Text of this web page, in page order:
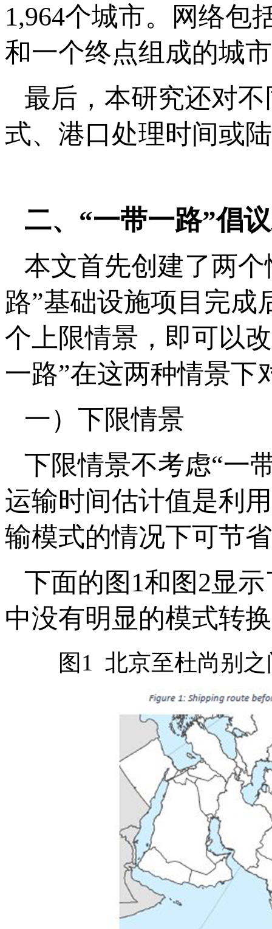
1,964个城市。网络包
和一个终点组成的城
最后，本研究还对
式、港口处理时间或
二、 “一带一路”倡
本文首先创建了两
路”基础设施项目完成
个上限情景，即可以
一路”在这两种情景下
一）下限情景
下限情景不考虑“一
运输时间估计值是利
输模式的情况下可节
下面的图1和图2显
中没有明显的模式转
图1 北京至杜尚别